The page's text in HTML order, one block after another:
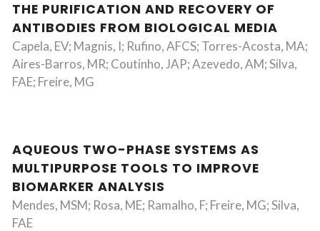
THE PURIFICATION AND RECOVERY OF
ANTIBODIES FROM BIOLOGICAL MEDIA
Capela, EV; Magnis, I; Rufino, AFCS; Torres-Acosta, MA;
Aires-Barros, MR; Coutinho, JAP; Azevedo, AM; Silva,
FAE; Freire, MG
AQUEOUS TWO-PHASE SYSTEMS AS
MULTIPURPOSE TOOLS TO IMPROVE
BIOMARKER ANALYSIS
Mendes, MSM; Rosa, ME; Ramalho, F; Freire, MG; Silva,
FAE